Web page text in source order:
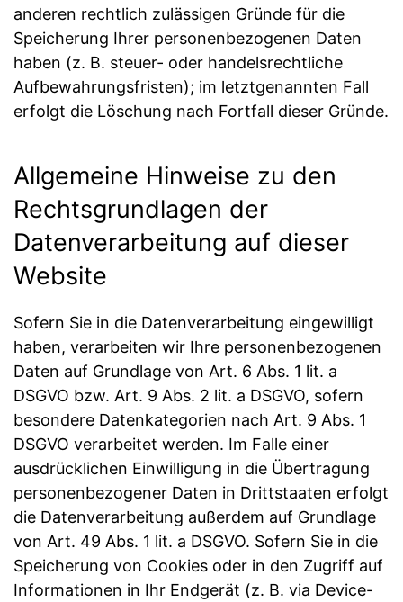
anderen rechtlich zulässigen Gründe für die
Speicherung Ihrer personenbezogenen Daten
haben (z. B. steuer- oder handelsrechtliche
Aufbewahrungsfristen); im letztgenannten Fall
erfolgt die Löschung nach Fortfall dieser Gründe.
Allgemeine Hinweise zu den
Rechtsgrundlagen der
Datenverarbeitung auf dieser
Website
Sofern Sie in die Datenverarbeitung eingewilligt
haben, verarbeiten wir Ihre personenbezogenen
Daten auf Grundlage von Art. 6 Abs. 1 lit. a
DSGVO bzw. Art. 9 Abs. 2 lit. a DSGVO, sofern
besondere Datenkategorien nach Art. 9 Abs. 1
DSGVO verarbeitet werden. Im Falle einer
ausdrücklichen Einwilligung in die Übertragung
personenbezogener Daten in Drittstaaten erfolgt
die Datenverarbeitung außerdem auf Grundlage
von Art. 49 Abs. 1 lit. a DSGVO. Sofern Sie in die
Speicherung von Cookies oder in den Zugriff auf
Informationen in Ihr Endgerät (z. B. via Device-